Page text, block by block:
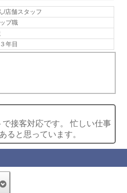
方がいないかチャットで送る
/店舗スタッフ
プ職
年目
接客対応です。 忙しい仕事
ると思っています。